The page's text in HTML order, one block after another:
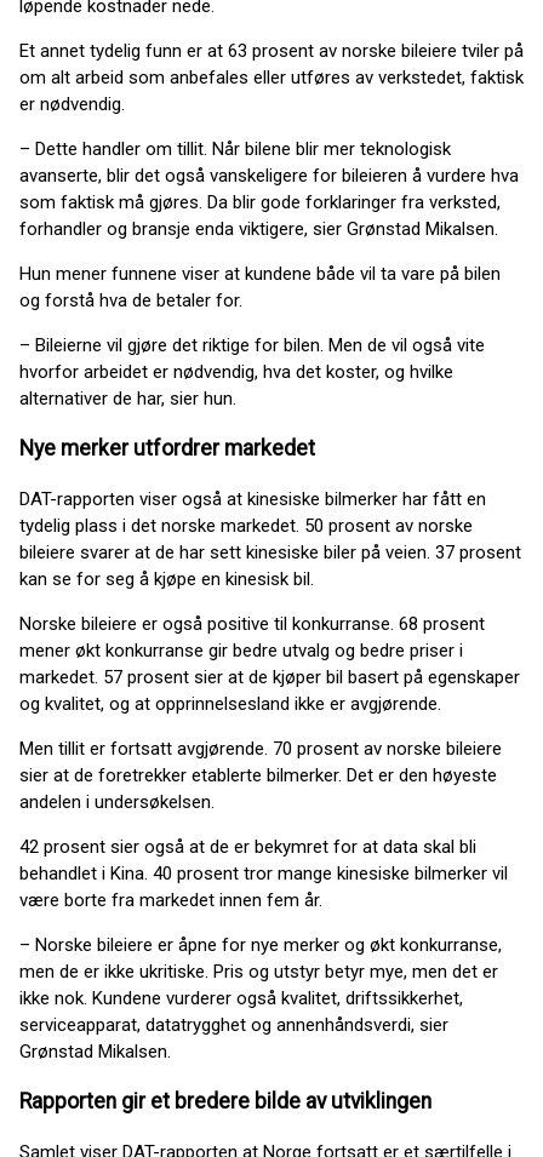
løpende kostnader nede.
Et annet tydelig funn er at 63 prosent av norske bileiere tviler på
om alt arbeid som anbefales eller utføres av verkstedet, faktisk
er nødvendig.
– Dette handler om tillit. Når bilene blir mer teknologisk
avanserte, blir det også vanskeligere for bileieren å vurdere hva
som faktisk må gjøres. Da blir gode forklaringer fra verksted,
forhandler og bransje enda viktigere, sier Grønstad Mikalsen.
Hun mener funnene viser at kundene både vil ta vare på bilen
og forstå hva de betaler for.
– Bileierne vil gjøre det riktige for bilen. Men de vil også vite
hvorfor arbeidet er nødvendig, hva det koster, og hvilke
alternativer de har, sier hun.
Nye merker utfordrer markedet
DAT-rapporten viser også at kinesiske bilmerker har fått en
tydelig plass i det norske markedet. 50 prosent av norske
bileiere svarer at de har sett kinesiske biler på veien. 37 prosent
kan se for seg å kjøpe en kinesisk bil.
Norske bileiere er også positive til konkurranse. 68 prosent
mener økt konkurranse gir bedre utvalg og bedre priser i
markedet. 57 prosent sier at de kjøper bil basert på egenskaper
og kvalitet, og at opprinnelsesland ikke er avgjørende.
Men tillit er fortsatt avgjørende. 70 prosent av norske bileiere
sier at de foretrekker etablerte bilmerker. Det er den høyeste
andelen i undersøkelsen.
42 prosent sier også at de er bekymret for at data skal bli
behandlet i Kina. 40 prosent tror mange kinesiske bilmerker vil
være borte fra markedet innen fem år.
– Norske bileiere er åpne for nye merker og økt konkurranse,
men de er ikke ukritiske. Pris og utstyr betyr mye, men det er
ikke nok. Kundene vurderer også kvalitet, driftssikkerhet,
serviceapparat, datatrygghet og annenhåndsverdi, sier
Grønstad Mikalsen.
Rapporten gir et bredere bilde av utviklingen
Samlet viser DAT-rapporten at Norge fortsatt er et særtilfelle i